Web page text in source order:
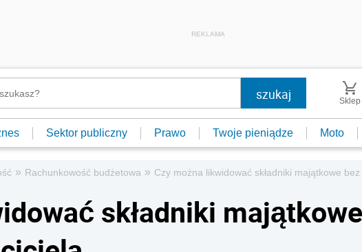
REKLAMA
Sklep
Sektor publiczny Prawo Twoje pieniądze Moto
» Rachunkowość budżetowa » Czy można likwidować składniki majątkowe bez
składniki majątkowe